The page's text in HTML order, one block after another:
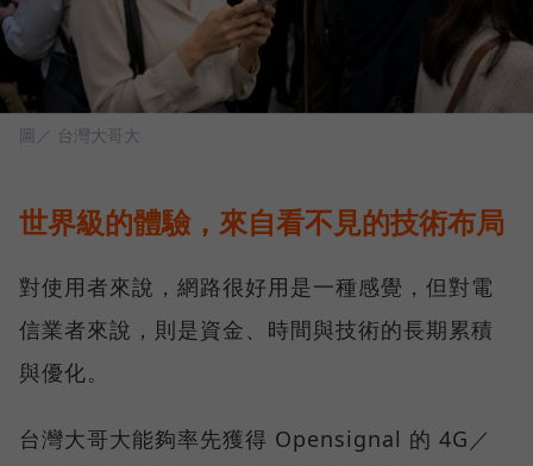
圖／ 台灣大哥大
世界級的體驗，來自看不見的技術布局
對使用者來說，網路很好用是一種感覺，但對電
信業者來說，則是資金、時間與技術的長期累積
與優化。
台灣大哥大能夠率先獲得 Opensignal 的 4G／